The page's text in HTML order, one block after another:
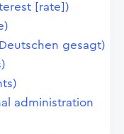
[rate])
gesagt)
administration